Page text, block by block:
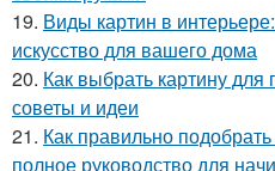
19. Виды картин в
искусство для вашего дома
20. Как выбрать картину для
советы и идеи
21. Как правильно
полное руководство для